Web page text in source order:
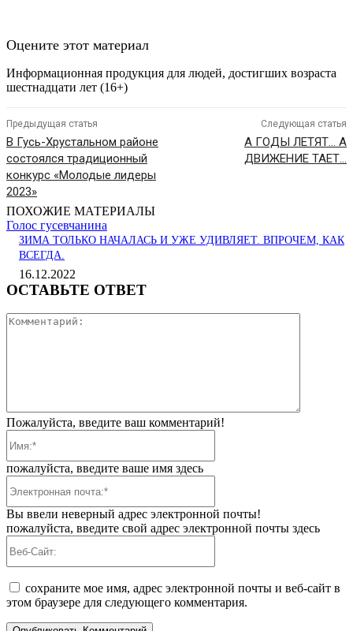
Оцените этот материал
Информационная продукция для людей, достигших возраста
шестнадцати лет (16+)
Предыдущая статья
В Гусь-Хрустальном районе
состоялся традиционный
конкурс «Молодые лидеры
2023»
Следующая статья
А ГОДЫ ЛЕТЯТ… А
ДВИЖЕНИЕ ТАЕТ…
ПОХОЖИЕ МАТЕРИАЛЫ
Голос гусевчанина
ЗИМА ТОЛЬКО НАЧАЛАСЬ И УЖЕ УДИВЛЯЕТ. ВПРОЧЕМ, КАК
ВСЕГДА.
16.12.2022
ОСТАВЬТЕ ОТВЕТ
Пожалуйста, введите ваш комментарий!
пожалуйста, введите ваше имя здесь
Вы ввели неверный адрес электронной почты!
пожалуйста, введите свой адрес электронной почты здесь
сохраните мое имя, адрес электронной почты и веб-сайт в
этом браузере для следующего комментария.